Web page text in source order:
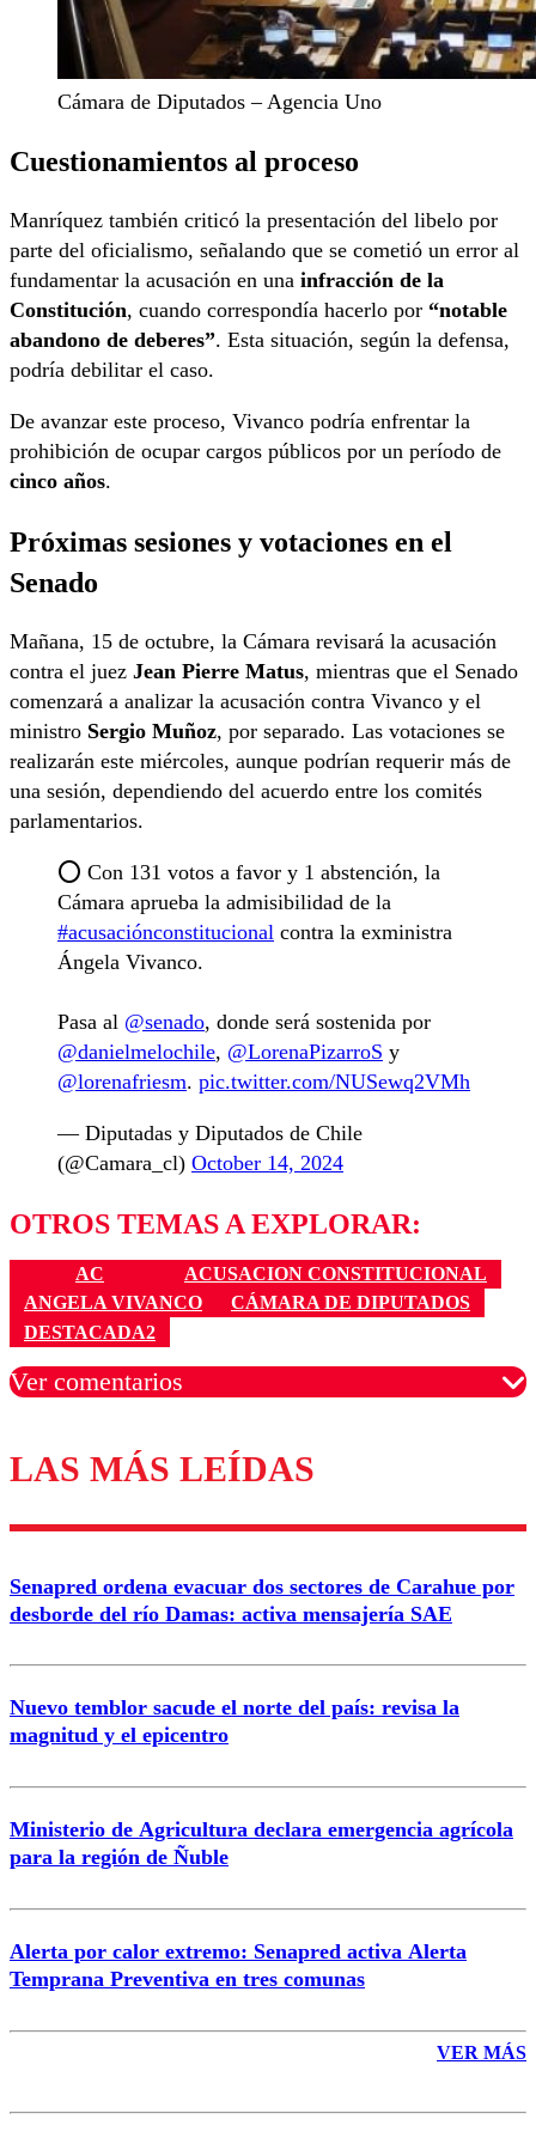
Cámara de Diputados – Agencia Uno
Cuestionamientos al proceso
Manríquez también criticó la presentación del libelo por
parte del oficialismo, señalando que se cometió un error al
fundamentar la acusación en una infracción de la
Constitución, cuando correspondía hacerlo por “notable
abandono de deberes”. Esta situación, según la defensa,
podría debilitar el caso.
De avanzar este proceso, Vivanco podría enfrentar la
prohibición de ocupar cargos públicos por un período de
cinco años.
Próximas sesiones y votaciones en el
Senado
Mañana, 15 de octubre, la Cámara revisará la acusación
contra el juez Jean Pierre Matus, mientras que el Senado
comenzará a analizar la acusación contra Vivanco y el
ministro Sergio Muñoz, por separado. Las votaciones se
realizarán este miércoles, aunque podrían requerir más de
una sesión, dependiendo del acuerdo entre los comités
parlamentarios.
⭕️ Con 131 votos a favor y 1 abstención, la
Cámara aprueba la admisibilidad de la
#acusaciónconstitucional contra la exministra
Ángela Vivanco.
Pasa al @senado, donde será sostenida por
@danielmelochile, @LorenaPizarroS y
@lorenafriesm. pic.twitter.com/NUSewq2VMh
— Diputadas y Diputados de Chile
(@Camara_cl) October 14, 2024
OTROS TEMAS A EXPLORAR:
AC
ACUSACION CONSTITUCIONAL
ANGELA VIVANCO
CÁMARA DE DIPUTADOS
DESTACADA2
Ver comentarios
Los comentarios son moderados para garantizar un
diálogo respetuoso.
Correo
LAS MÁS LEÍDAS
Senapred ordena evacuar dos sectores de Carahue por
desborde del río Damas: activa mensajería SAE
Nuevo temblor sacude el norte del país: revisa la
magnitud y el epicentro
Ministerio de Agricultura declara emergencia agrícola
para la región de Ñuble
Alerta por calor extremo: Senapred activa Alerta
Temprana Preventiva en tres comunas
VER MÁS